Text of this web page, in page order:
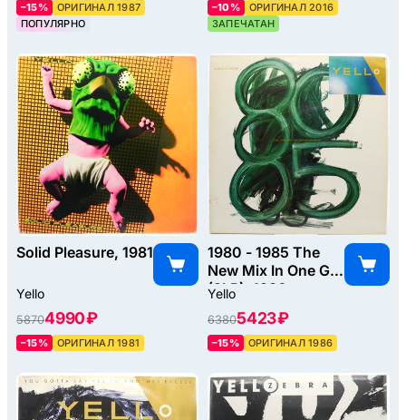
–15%
ОРИГИНАЛ 1987
ПОПУЛЯРНО
–10%
ОРИГИНАЛ 2016
ЗАПЕЧАТАН
Solid Pleasure, 1981
Yello
58704990 ₽
–15% ОРИГИНАЛ 1981
1980 - 1985 The
New Mix In One Go
(2LP), 1986
Yello
63805423 ₽
–15% ОРИГИНАЛ 1986